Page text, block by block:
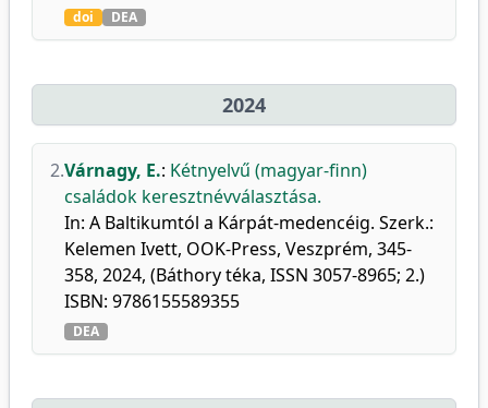
doi DEA
2024
2.Várnagy, E.: Kétnyelvű (magyar-finn)
családok keresztnévválasztása.
In: A Baltikumtól a Kárpát-medencéig. Szerk.:
Kelemen Ivett, OOK-Press, Veszprém, 345-
358, 2024, (Báthory téka, ISSN 3057-8965; 2.)
ISBN: 9786155589355
DEA